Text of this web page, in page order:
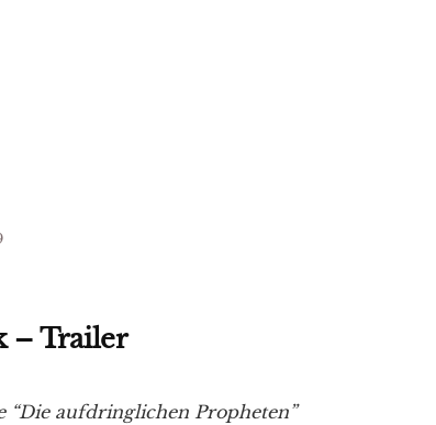
– Trailer
“Die aufdringlichen Propheten”